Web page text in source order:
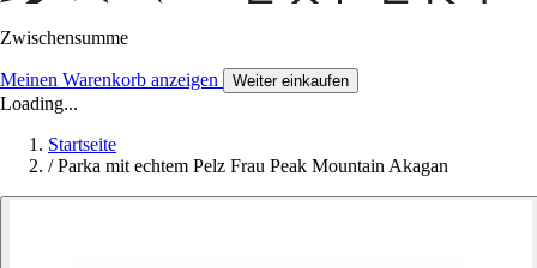
Zwischensumme
Meinen Warenkorb anzeigen Weiter einkaufen
Loading...
Startseite
/ Parka mit echtem Pelz Frau Peak Mountain Akagan